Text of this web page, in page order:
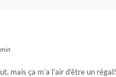
mais ça m’a l’air d’être un régal!